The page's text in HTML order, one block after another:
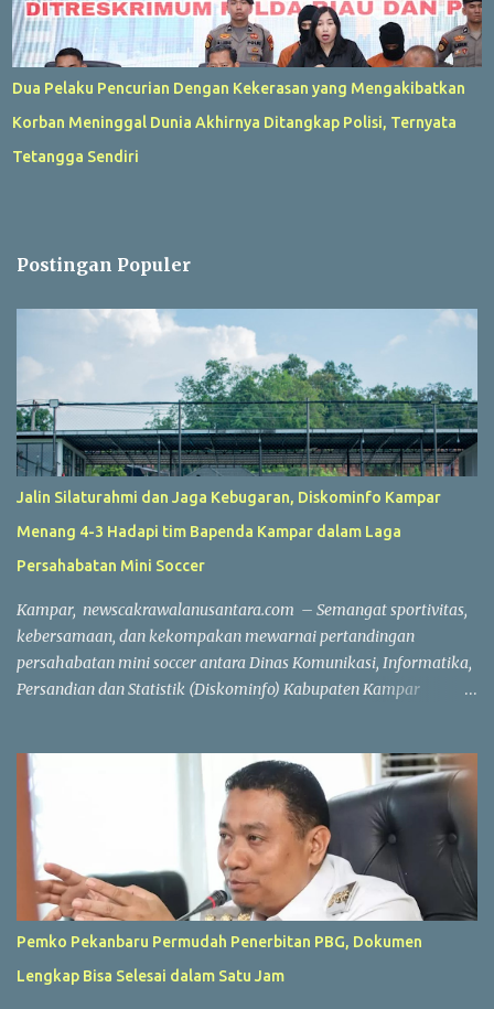
Dua Pelaku Pencurian Dengan Kekerasan yang Mengakibatkan
Korban Meninggal Dunia Akhirnya Ditangkap Polisi, Ternyata
Tetangga Sendiri
Postingan Populer
Jalin Silaturahmi dan Jaga Kebugaran, Diskominfo Kampar
Menang 4-3 Hadapi tim Bapenda Kampar dalam Laga
Persahabatan Mini Soccer
Kampar, newscakrawalanusantara.com – Semangat sportivitas,
kebersamaan, dan kekompakan mewarnai pertandingan
persahabatan mini soccer antara Dinas Komunikasi, Informatika,
Persandian dan Statistik (Diskominfo) Kabupaten Kampar
Soccer, Batu Belah, Kecamatan Kampar, Kamis (23/7/2026),
menjadi ajang mempererat silaturahmi sekaligus menjaga
kebugaran jasmani bagi Aparatur Sipil Negara (ASN) dan PPPK di
lingkungan Pemerintah Kabupaten Kampar. Sejak peluit awal
dibunyikan yang dipimpin wasit Profesional Salis tersebut, kedua
tim langsung menampilkan permainan atraktif. Saling
gemilang dari para penjaga gawang membuat pertandingan
berlangsung seru dan menghibur. Meski bertajuk laga
Pemko Pekanbaru Permudah Penerbitan PBG, Dokumen
Lengkap Bisa Selesai dalam Satu Jam